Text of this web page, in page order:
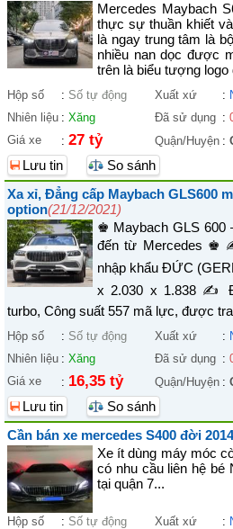
Mercedes Maybach
thực sự thuần khiết
là ngay trung tâm là
nhiều nan dọc được
trên là biểu tượng logo
Hộp số : Số tự động Xuất xứ :
Nhiên liệu : Xăng Đã sử dụng :
Giá xe
: 27 tỷ Quận/Huyện :
Lưu tin
So sánh
Xa xỉ, Đẳng cấp Maybach GLS600
option(21/12/2021)
♚ Maybach GLS 600
đến từ Mercedes ♚
nhập khẩu ĐỨC
x 2.030 x 1.838 ✍
turbo, Công suất 557 mã lực, được
Hộp số : Số tự động Xuất xứ :
Nhiên liệu : Xăng Đã sử dụng :
Giá xe
: 16,35 tỷ Quận/Huyện :
Lưu tin
So sánh
Cần bán xe mercedes S400 đời
Xe ít dùng máy móc
có nhu cầu liên hệ bé
tại quận 7...
Hộp số : Số tự động Xuất xứ :